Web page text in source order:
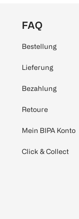
FAQ
Bestellung
Lieferung
Bezahlung
Retoure
Mein BIPA Konto
Click & Collect